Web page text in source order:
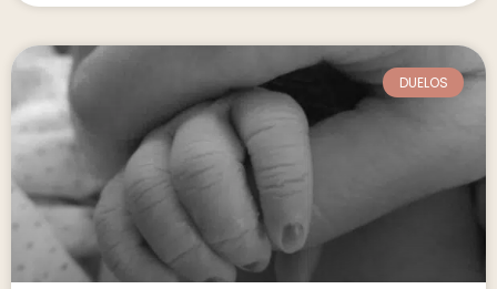
DUELOS